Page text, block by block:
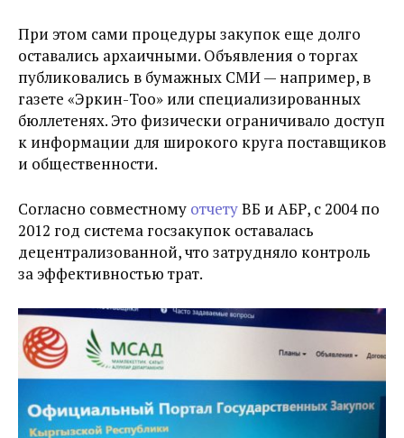
При этом сами процедуры закупок еще долго
оставались архаичными. Объявления о торгах
публиковались в бумажных СМИ — например, в
газете «Эркин-Тоо» или специализированных
бюллетенях. Это физически ограничивало доступ
к информации для широкого круга поставщиков
и общественности.
Согласно совместному отчетуВБ и АБР, с 2004 по
2012 год система госзакупок оставалась
децентрализованной, что затрудняло контроль
за эффективностью трат.